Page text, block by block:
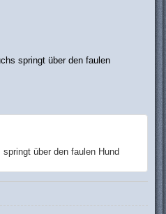
springt über den faulen
über den faulen Hund